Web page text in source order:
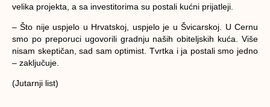
velika projekta, a sa investitorima su postali kućni prijatleji.
– Što nije uspjelo u Hrvatskoj, uspjelo je u Švicarskoj. U Cernu
smo po preporuci ugovorili gradnju naših obiteljskih kuća. Više
nisam skeptičan, sad sam optimist. Tvrtka i ja postali smo jedno
– zaključuje.
(Jutarnji list)